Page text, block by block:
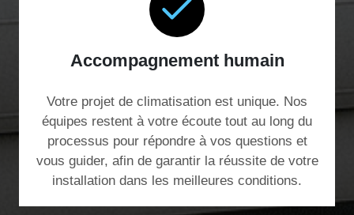
Accompagnement humain
Votre projet de climatisation est unique. Nos
équipes restent à votre écoute tout au long du
processus pour répondre à vos questions et
vous guider, afin de garantir la réussite de votre
installation dans les meilleures conditions.